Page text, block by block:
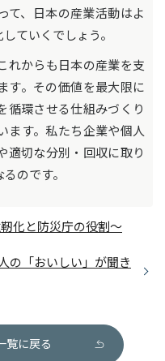
て、日本の産業活動はよ
ていくでしょう。
れからも日本の産業を支
す。その価値を最大限に
循環させる仕組みづくり
ます。私たち企業や個人
適切な分別・回収に取り
のです。
化と防災庁の役割～
「おいしい」が聞き
覧に戻る